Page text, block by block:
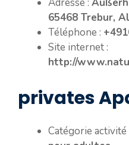
65468 Trebur,
Téléphone :
Site internet :
http://
privates
Catégorie activité